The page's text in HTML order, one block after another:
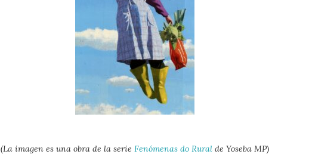
(La imagen es una obra de la serie Fenómenas do Rural de Yoseba MP)